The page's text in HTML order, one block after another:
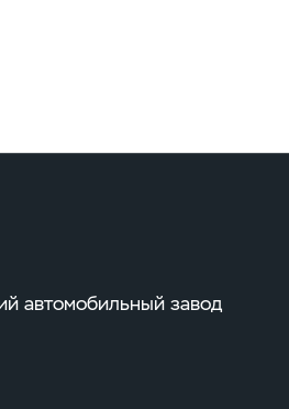
автомобильный завод